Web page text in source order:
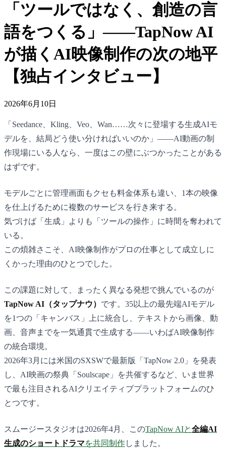
「ツールではなく、創造の言
語をつくる」——TapNow AI
が描くAI映像制作の次の地平
【独占インタビュー】
2026年6月10日
「Seedance、Kling、Veo、Wan……次々に登場する生成AIモ
デルを、結局どう使い分ければいいのか」——AI動画の制
作現場にいる人なら、一度はこの壁にぶつかったことがある
はずです。
モデルごとに管理画面もクセも料金体系も違い、1本の映像
を仕上げるために複数のサービスを行き来する。
気づけば「生成」よりも「ツールの操作」に時間を奪われて
いる。
この煩雑さこそ、AI映像制作がプロの仕事として成立しに
くかった理由のひとつでした。
この課題に対して、まったく異なる発想で挑んでいるのが
TapNow AI（タップナウ） です。35以上の最先端AIモデル
を1つの「キャンバス」上に統合し、テキストから画像、動
画、音声までを一気通貫で生成する——いわばAI映像制作
の統合環境。
2026年3月には米国のSXSWで最新版「TapNow 2.0」を発表
し、AI映画の祭典「Soulscape」を共催するなど、いま世界
で最も注目されるAIクリエイティブプラットフォームのひ
とつです。
スムージースタジオは2026年4月、このTapNow AIと全編AI
生成のショートドラマを共同制作しました。